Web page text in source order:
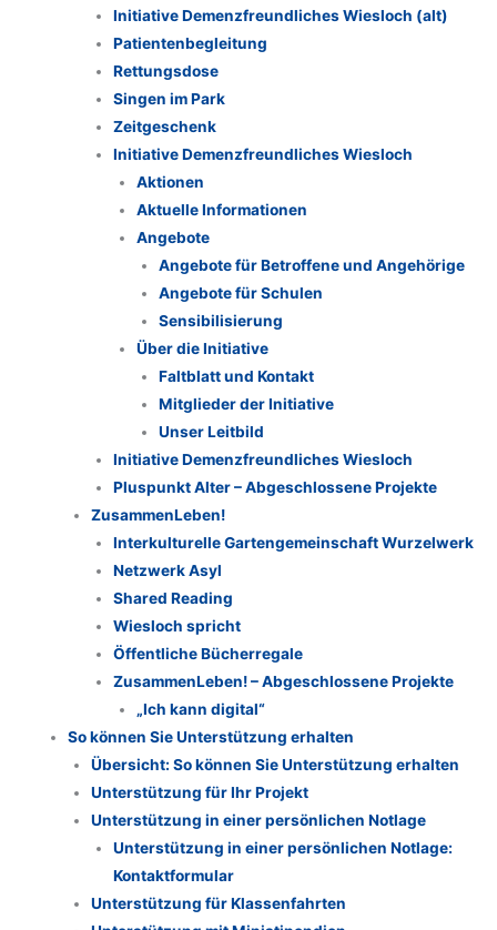
Initiative Demenzfreundliches Wiesloch (alt)
Patientenbegleitung
Rettungsdose
Singen im Park
Zeitgeschenk
Initiative Demenzfreundliches Wiesloch
Aktionen
Aktuelle Informationen
Angebote
Angebote für Betroffene und Angehörige
Angebote für Schulen
Sensibilisierung
Über die Initiative
Faltblatt und Kontakt
Mitglieder der Initiative
Unser Leitbild
Initiative Demenzfreundliches Wiesloch
Pluspunkt Alter – Abgeschlossene Projekte
ZusammenLeben!
Interkulturelle Gartengemeinschaft Wurzelwerk
Netzwerk Asyl
Shared Reading
Wiesloch spricht
Öffentliche Bücherregale
ZusammenLeben! – Abgeschlossene Projekte
„Ich kann digital“
So können Sie Unterstützung erhalten
Übersicht: So können Sie Unterstützung erhalten
Unterstützung für Ihr Projekt
Unterstützung in einer persönlichen Notlage
Unterstützung in einer persönlichen Notlage:
Kontaktformular
Unterstützung für Klassenfahrten